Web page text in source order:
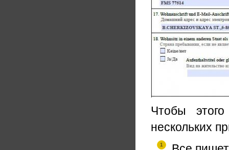
Чтобы
нескольких